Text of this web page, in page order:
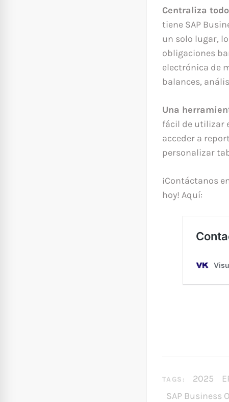
Centraliza
tiene SAP
un solo lugar,
obligaciones
electrónica de
balances,
Una
fácil de utilizar
acceder a
personalizar
¡Contáctanos
hoy! Aquí:
TAGS: 2025
SAP Business